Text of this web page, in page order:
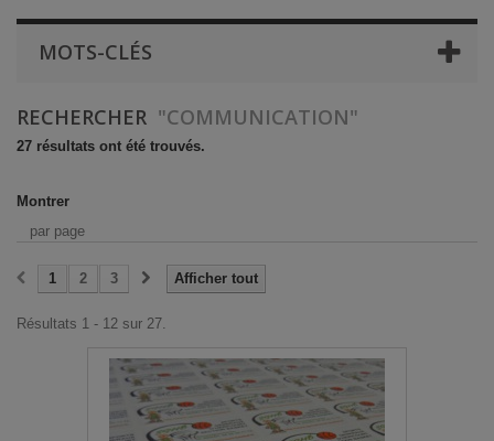
MOTS-CLÉS
RECHERCHER "COMMUNICATION"
27 résultats ont été trouvés.
Montrer
par page
Afficher tout
1 2 3
Résultats 1 - 12 sur 27.